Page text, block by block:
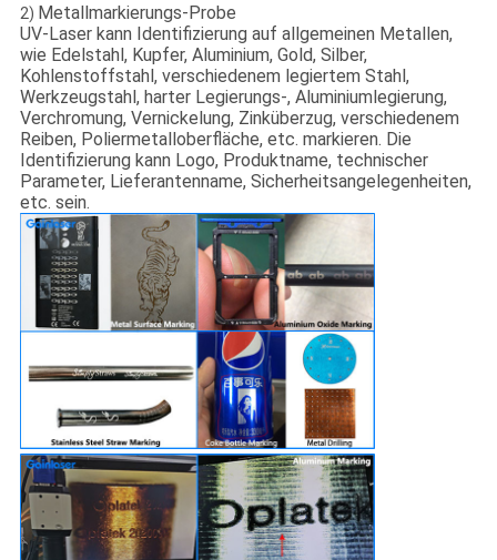
2) Metallmarkierungs-Probe
UV-Laser kann Identifizierung auf allgemeinen Metallen,
wie Edelstahl, Kupfer, Aluminium, Gold, Silber,
Kohlenstoffstahl, verschiedenem legiertem Stahl,
Werkzeugstahl, harter Legierungs-, Aluminiumlegierung,
Verchromung, Vernickelung, Zinküberzug, verschiedenem
Reiben, Poliermetalloberfläche, etc. markieren. Die
Identifizierung kann Logo, Produktname, technischer
Parameter, Lieferantenname, Sicherheitsangelegenheiten,
etc. sein.